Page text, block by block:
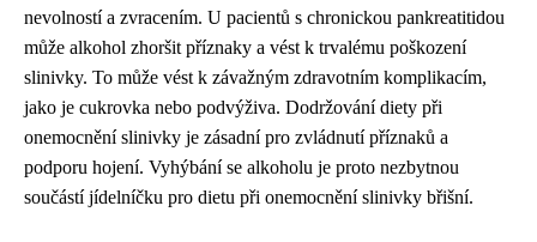
nevolností a zvracením. U pacientů s chronickou pankreatitidou
může alkohol zhoršit příznaky a vést k trvalému poškození
slinivky. To může vést k závažným zdravotním komplikacím,
jako je cukrovka nebo podvýživa. Dodržování diety při
onemocnění slinivky je zásadní pro zvládnutí příznaků a
podporu hojení. Vyhýbání se alkoholu je proto nezbytnou
součástí jídelníčku pro dietu při onemocnění slinivky břišní.